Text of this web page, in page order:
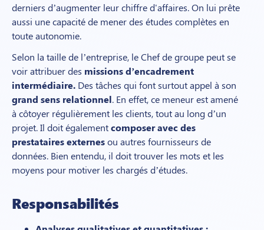
derniers d’augmenter leur chiffre d'affaires. On lui prête
aussi une capacité de mener des études complètes en
toute autonomie.
Selon la taille de l’entreprise, le Chef de groupe peut se
voir attribuer des missions d’encadrement
intermédiaire. Des tâches qui font surtout appel à son
grand sens relationnel. En effet, ce meneur est amené
à côtoyer régulièrement les clients, tout au long d’un
projet. Il doit égalementcomposer avec des
prestataires externesou autres fournisseurs de
données. Bien entendu, il doit trouver les mots et les
moyens pour motiver les chargés d’études.
Responsabilités